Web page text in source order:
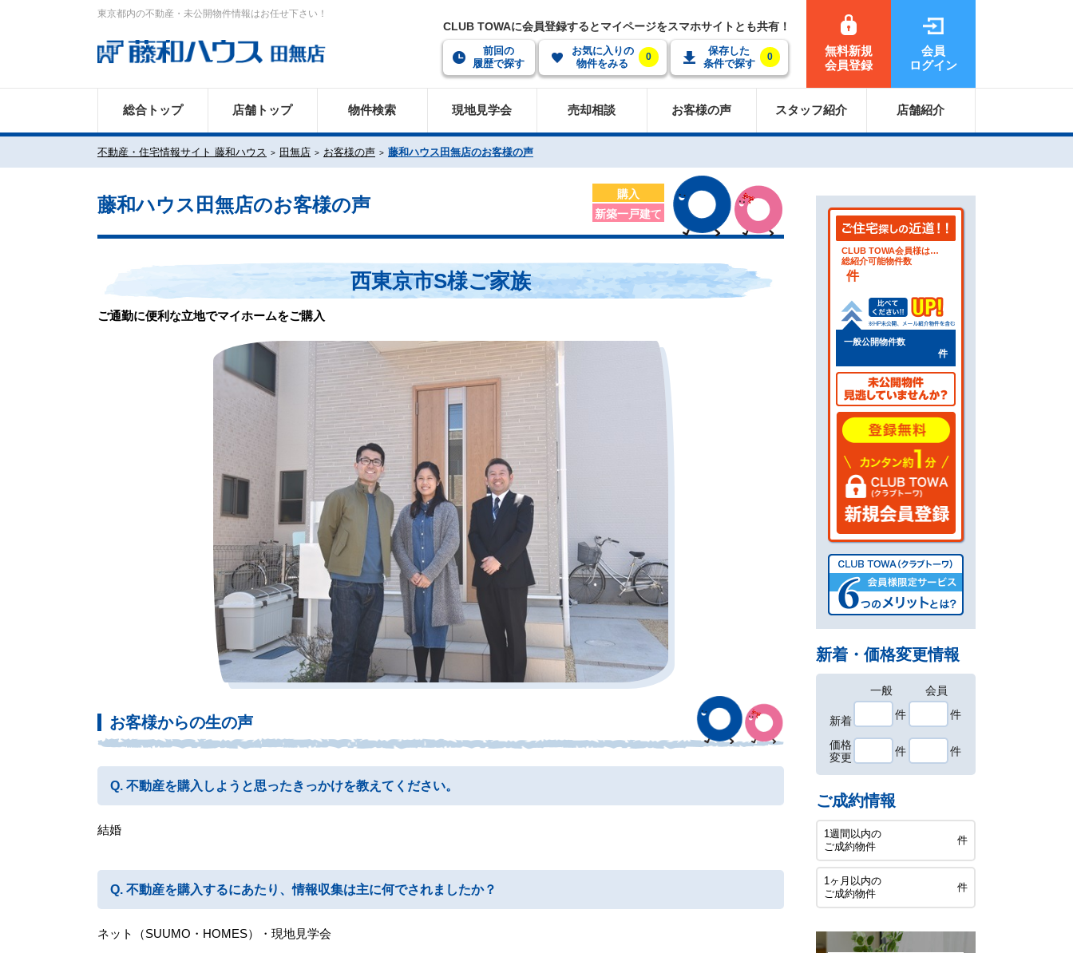
東京都内の不動産・未公開物件情報はお任せ下さい！
CLUB TOWAに会員登録するとマイページをスマホサイトとも共有！
前回の
履歴で探す
お気に入りの
物件をみる
0
保存した
条件で探す
0
無料新規
会員登録
会員
ログイン
総合トップ 店舗トップ 物件検索 現地見学会 売却相談 お客様の声 スタッフ紹介 店舗紹介
不動産・住宅情報サイト 藤和ハウス 田無店 お客様の声 藤和ハウス田無店のお客様の声
藤和ハウス田無店のお客様の声
購入
新築一戸建て
西東京市S様ご家族
ご通勤に便利な立地でマイホームをご購入
お客様からの生の声
不動産を購入しようと思ったきっかけを教えてください。
結婚
不動産を購入するにあたり、情報収集は主に何でされましたか？
ネット（SUUMO・HOMES）・現地見学会
CLUB TOWA会員様は…
総紹介可能物件数
件
一般公開物件数
件
新着・価格変更情報
一般 会員
新着
件 件
価格
変更
件 件
ご成約情報
1週間以内の
ご成約物件
件
1ヶ月以内の
ご成約物件
件